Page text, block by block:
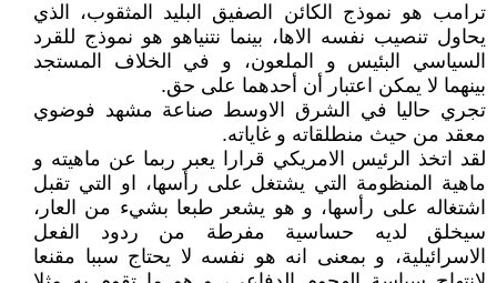
ترامب هو نموذج الكائن الصفيق البليد المثقوب، الذي
يحاول تنصيب نفسه الاها، بينما نتنياهو هو نموذج للقرد
السياسي البئيس و الملعون، و في الخلاف المستجد
بينهما لا يمكن اعتبار أن أحدهما على حق.
تجري حاليا في الشرق الاوسط صناعة مشهد فوضوي
معقد من حيث منطلقاته و غاياته.
لقد اتخذ الرئيس الامريكي قرارا يعبر ربما عن ماهيته و
ماهية المنظومة التي يشتغل على رأسها، او التي تقبل
اشتغاله على رأسها، و هو يشعر طبعا بشيء من العار،
سيخلق لديه حساسية مفرطة من ردود الفعل
الاسرائيلية، و بمعنى انه هو نفسه لا يحتاج سببا مقنعا